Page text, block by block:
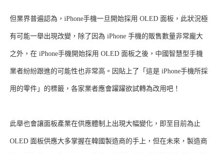
但業界普遍認為，iPhone手機一旦開始採用 OLED 面板，此狀況極
有可能一舉出現改變，除了因為 iPhone 手機的販售數量非常龐大
之外，在 iPhone手機開始採用 OLED 面板之後，中國智慧型手機
業者紛紛跟進的可能性也非常高。因貼上了「這是 iPhone手機所採
用的零件」的標籤，各家業者應會躍躍欲試轉為改用吧！
此舉也會讓面板產業在供應體制上出現大幅變化，即至目前為止
OLED 面板供應大多掌握在韓國製造商的手上，但在未來，製造商